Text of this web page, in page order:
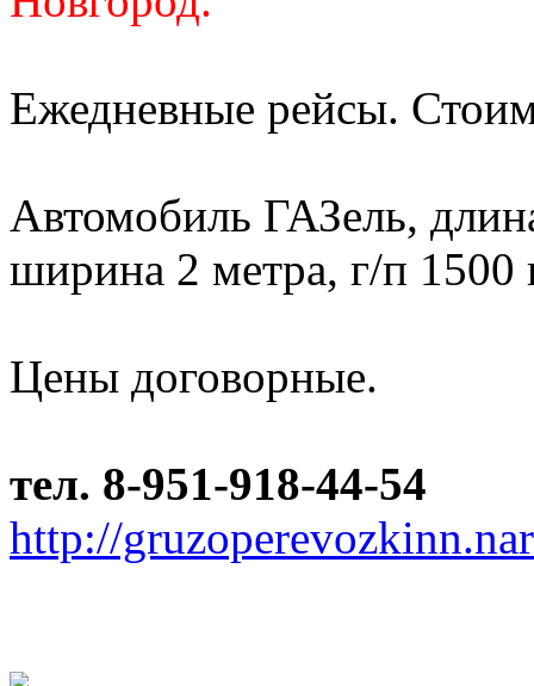
Ежедневные рейсы.
Автомобиль ГАЗель,
ширина 2 метра, г/п 1500
Цены договорные.
тел. 8-951-918-44-54
http://